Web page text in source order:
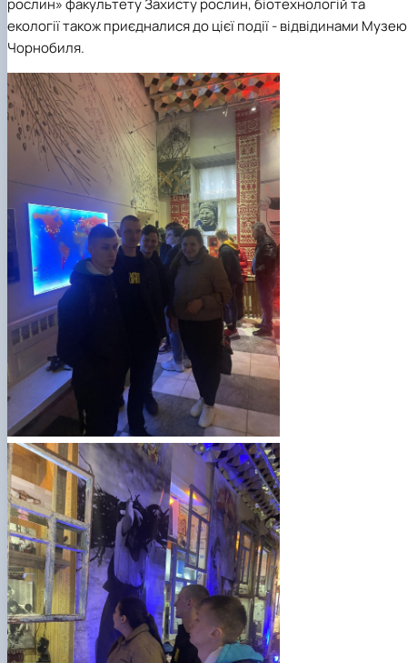
рослин» факультету Захисту рослин, біотехнологій та
екології також приєдналися до цієї події - відвідинами Музею
Чорнобиля.